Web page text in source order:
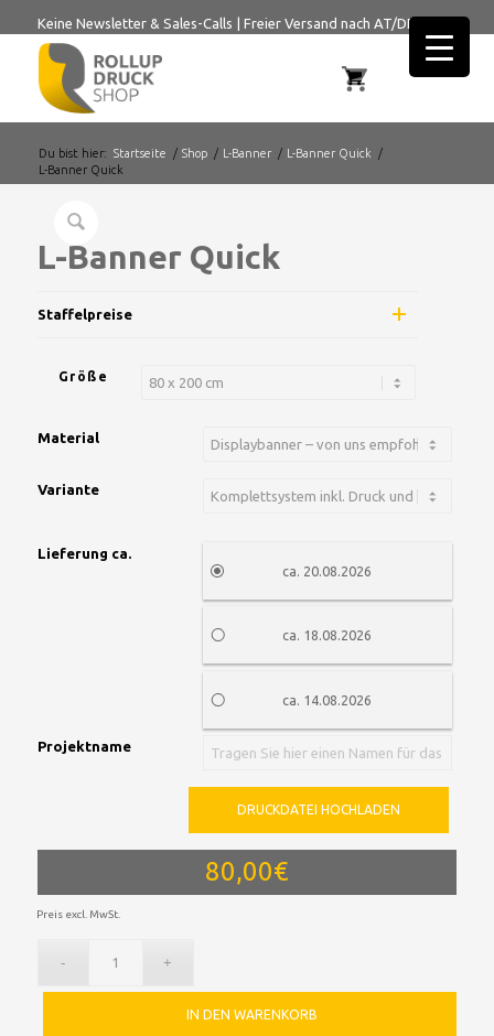
Keine Newsletter & Sales-Calls | Freier Versand nach AT/DE
Du bist hier: Startseite / Shop / L-Banner / L-Banner Quick
/
L-Banner Quick
L-Banner Quick
Staffelpreise
Größe
Material
Variante
Lieferung ca.
ca. 20.08.2026
ca. 18.08.2026
ca. 14.08.2026
Projektname
DRUCKDATEI HOCHLADEN
80,00€
IN DEN WARENKORB